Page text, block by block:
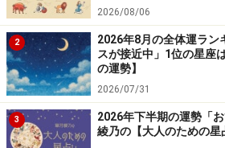
2026/08/06
2
2026年8月の全体運ラン
スが接近中」1位の星座
の運勢】
2026/07/31
3
2026年下半期の運勢「
綾乃の【大人のための星